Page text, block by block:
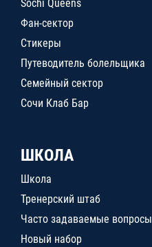
Sochi Queens
Фан-сектор
Стикеры
Путеводитель болельщика
Семейный сектор
Сочи Клаб Бар
ШКОЛА
Школа
Тренерский штаб
Часто задаваемые вопросы
Новый набор